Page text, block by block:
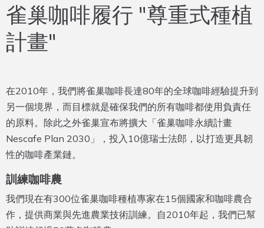
雀巢咖啡履行 "尊重式種植
計畫"
在2010年，我們將雀巢咖啡長達80年的全球咖啡經驗提升到
另一個境界，而目標就是確保我們的所有咖啡都使用負責任
的原料。除此之外雀巢宣布將擴大「雀巢咖啡永續計畫
Nescafe Plan 2030」，投入10億瑞士法郎，以打造更具韌
性的咖啡產業鏈。
訓練咖啡農
我們現在有300位雀巢咖啡種植專家在15個國家和咖啡農合
作，提供商業與先進農業技術訓練。自2010年起，我們已幫